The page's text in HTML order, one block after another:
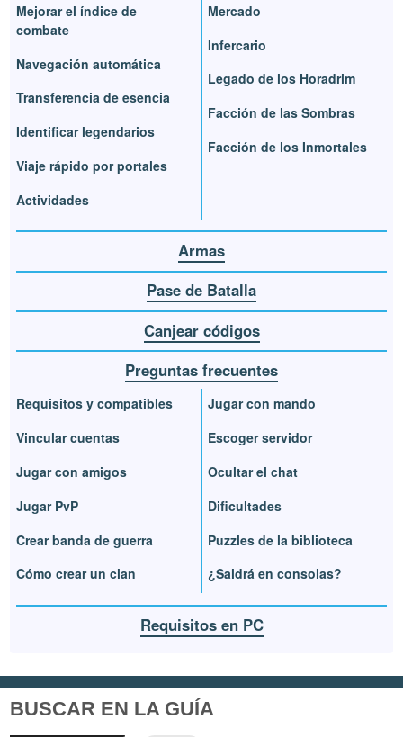
Mejorar el índice de
combate
Navegación automática
Transferencia de esencia
Identificar legendarios
Viaje rápido por portales
Actividades
Mercado
Infercario
Legado de los Horadrim
Facción de las Sombras
Facción de los Inmortales
Armas
Pase de Batalla
Canjear códigos
Preguntas frecuentes
Requisitos y compatibles
Vincular cuentas
Jugar con amigos
Jugar PvP
Crear banda de guerra
Cómo crear un clan
Jugar con mando
Escoger servidor
Ocultar el chat
Dificultades
Puzzles de la biblioteca
¿Saldrá en consolas?
Requisitos en PC
BUSCAR EN LA GUÍA